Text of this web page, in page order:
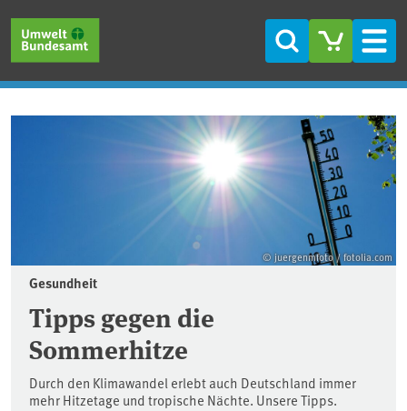
Suche
Startseite
© juergenmfoto / fotolia.com
Gesundheit
Tipps gegen die
Sommerhitze
Durch den Klimawandel erlebt auch Deutschland immer
mehr Hitzetage und tropische Nächte. Unsere Tipps.